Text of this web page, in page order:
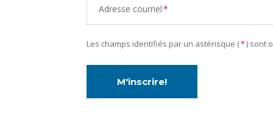
Adresse courriel*
Les champs identifiés par un astérisque (*) sont
M'inscrire!